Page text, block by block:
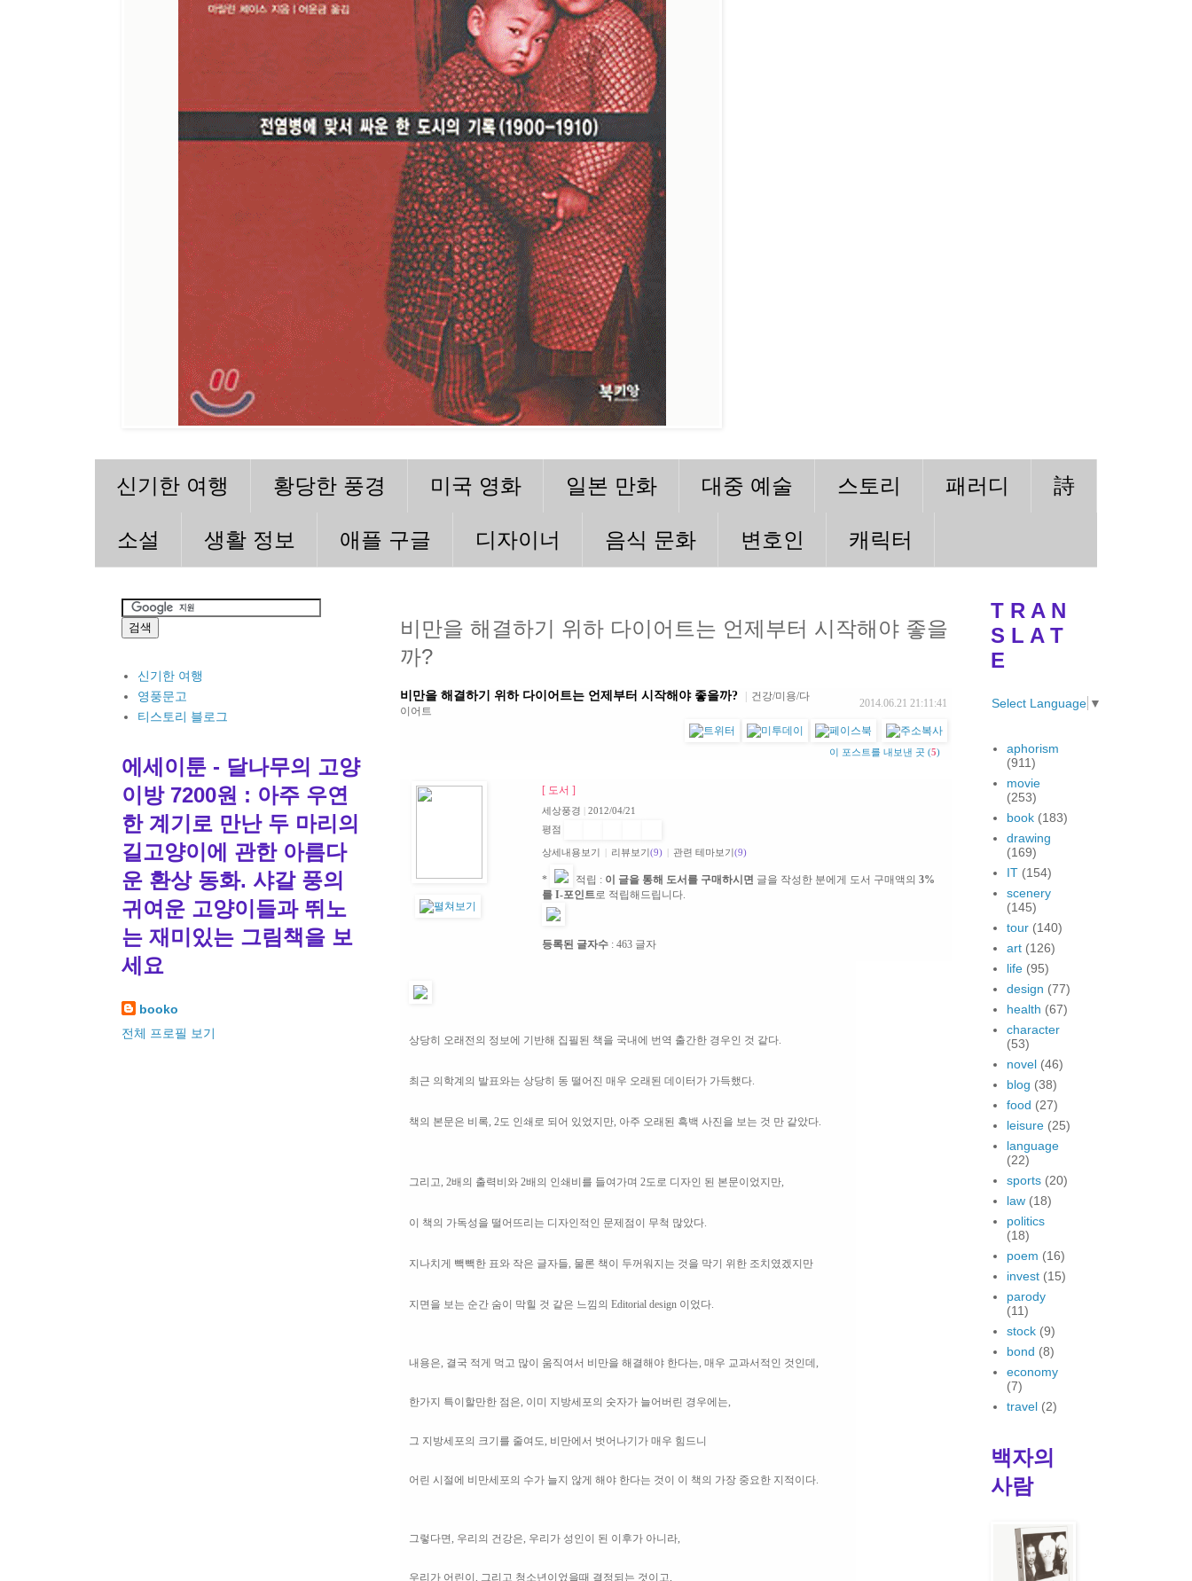
신기한 여행 황당한 풍경 미국 영화 일본 만화 대중 예술 스토리 패러디 詩
소설 생활 정보 애플 구글 디자이너 음식 문화 변호인 캐릭터
비만을 해결하기 위하 다이어트는 언제부터 시작해야 좋을
까?
비만을 해결하기 위하 다이어트는 언제부터 시작해야 좋을까?
건강/미용/다
이어트
2014.06.21 21:11:41
이 포스트를 내보낸 곳 (5)
[ 도서 ]
세상풍경 | 2012/04/21
평점
상세내용보기 | 리뷰보기(9) | 관련 테마보기(9)
* 적립 : 이 글을 통해 도서를 구매하시면 글을 작성한 분에게 도서 구매액의 3%
를 I-포인트로 적립해드립니다.
등록된 글자수 : 463 글자
상당히 오래전의 정보에 기반해 집필된 책을 국내에 번역 출간한 경우인 것 같다.
최근 의학계의 발표와는 상당히 동 떨어진 매우 오래된 데이터가 가득했다.
책의 본문은 비록, 2도 인쇄로 되어 있었지만, 아주 오래된 흑백 사진을 보는 것 만 같았다.
그리고, 2배의 출력비와 2배의 인쇄비를 들여가며 2도로 디자인 된 본문이었지만,
이 책의 가독성을 떨어뜨리는 디자인적인 문제점이 무척 많았다.
지나치게 빽빽한 표와 작은 글자들, 물론 책이 두꺼워지는 것을 막기 위한 조치였겠지만
지면을 보는 순간 숨이 막힐 것 같은 느낌의 Editorial design 이었다.
내용은, 결국 적게 먹고 많이 움직여서 비만을 해결해야 한다는, 매우 교과서적인 것인데,
한가지 특이할만한 점은, 이미 지방세포의 숫자가 늘어버린 경우에는,
그 지방세포의 크기를 줄여도, 비만에서 벗어나기가 매우 힘드니
어린 시절에 비만세포의 수가 늘지 않게 해야 한다는 것이 이 책의 가장 중요한 지적이다.
그렇다면, 우리의 건강은, 우리가 성인이 된 이후가 아니라,
우리가 어린이, 그리고 청소년이었을때 결정되는 것이고,
신기한 여행
영풍문고
티스토리 블로그
에세이툰 - 달나무의 고양
이방 7200원 : 아주 우연
한 계기로 만난 두 마리의
길고양이에 관한 아름다
운 환상 동화. 샤갈 풍의
귀여운 고양이들과 뛰노
는 재미있는 그림책을 보
세요
booko
전체 프로필 보기
T R A N
S L A T
E
Select Language ▼
aphorism
(911)
movie
(253)
book (183)
drawing
(169)
IT (154)
scenery
(145)
tour (140)
art (126)
life (95)
design (77)
health (67)
character
(53)
novel (46)
blog (38)
food (27)
leisure (25)
language
(22)
sports (20)
law (18)
politics
(18)
poem (16)
invest (15)
parody
(11)
stock (9)
bond (8)
economy
(7)
travel (2)
백자의
사람